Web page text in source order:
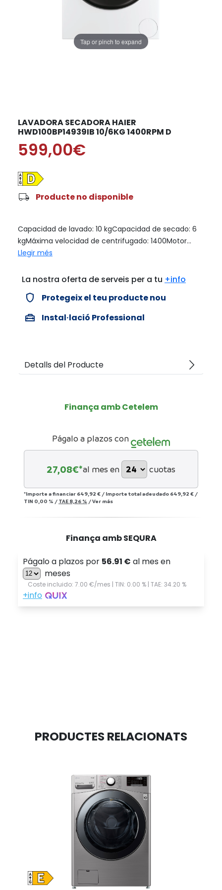
Tap or pinch to expand
LAVADORA SECADORA HAIER
HWD100BP14939IB 10/6KG 1400RPM D
599,00€
local_shipping Producte no disponible
Capacidad de lavado: 10 kgCapacidad de secado: 6
kgMáxima velocidad de centrifugado: 1400Motor...
Llegir més
La nostra oferta de serveis per a tu +info
verified_user Protegeix el teu producte nou
home_repair_service Instal·lació Professional
Detalls del Producte arrow_forward_ios
Finança amb Cetelem
Págalo a plazos con
27,08€*al mes en cuotas
*Importe a financiar 649,92 € / Importe total adeudado 649,92 € /
TIN 0,00 % / TAE 8,26 % /Ver más
Finança amb SEQURA
PRODUCTES RELACIONATS